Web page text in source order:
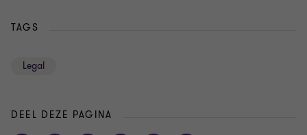
TAGS
Legal
DEEL DEZE PAGINA